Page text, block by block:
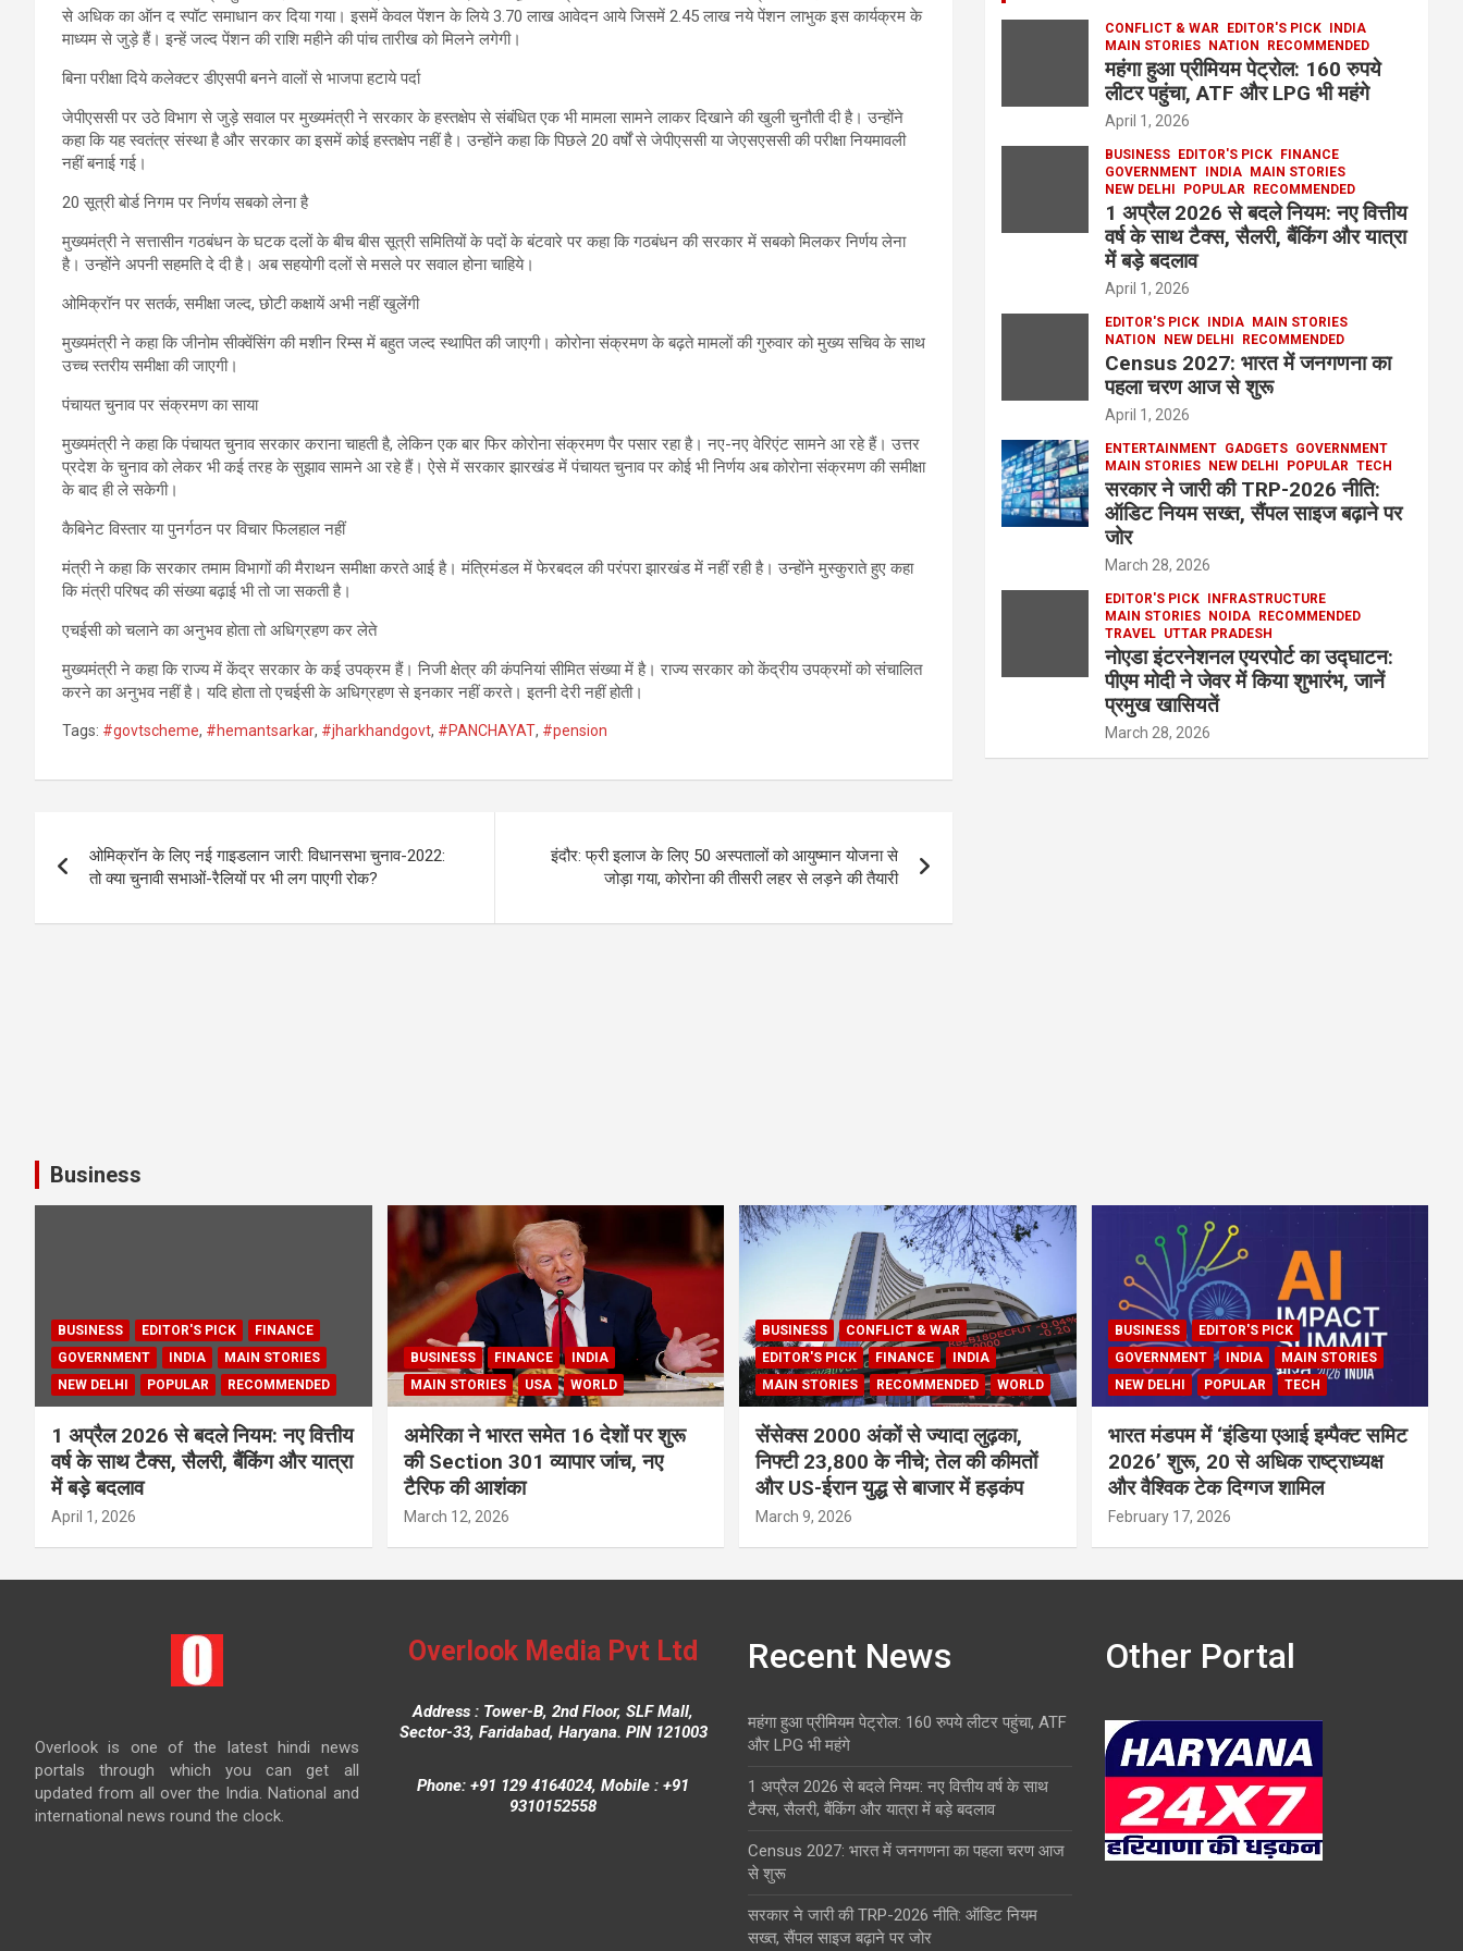
से अधिक का ऑन द स्पॉट समाधान कर दिया गया। इसमें केवल पेंशन के लिये 3.70 लाख आवेदन आये जिसमें 2.45 लाख नये पेंशन लाभुक इस कार्यक्रम के
माध्यम से जुड़े हैं। इन्हें जल्द पेंशन की राशि महीने की पांच तारीख को मिलने लगेगी।
बिना परीक्षा दिये कलेक्टर डीएसपी बनने वालों से भाजपा हटाये पर्दा
जेपीएससी पर उठे विभाग से जुड़े सवाल पर मुख्यमंत्री ने सरकार के हस्तक्षेप से संबंधित एक भी मामला सामने लाकर दिखाने की खुली चुनौती दी है। उन्होंने
कहा कि यह स्वतंत्र संस्था है और सरकार का इसमें कोई हस्तक्षेप नहीं है। उन्होंने कहा कि पिछले 20 वर्षों से जेपीएससी या जेएसएससी की परीक्षा नियमावली
नहीं बनाई गई।
20 सूत्री बोर्ड निगम पर निर्णय सबको लेना है
मुख्यमंत्री ने सत्तासीन गठबंधन के घटक दलों के बीच बीस सूत्री समितियों के पदों के बंटवारे पर कहा कि गठबंधन की सरकार में सबको मिलकर निर्णय लेना
है। उन्होंने अपनी सहमति दे दी है। अब सहयोगी दलों से मसले पर सवाल होना चाहिये।
ओमिक्रॉन पर सतर्क, समीक्षा जल्द, छोटी कक्षायें अभी नहीं खुलेंगी
मुख्यमंत्री ने कहा कि जीनोम सीक्वेंसिंग की मशीन रिम्स में बहुत जल्द स्थापित की जाएगी। कोरोना संक्रमण के बढ़ते मामलों की गुरुवार को मुख्य सचिव के साथ
उच्च स्तरीय समीक्षा की जाएगी।
पंचायत चुनाव पर संक्रमण का साया
मुख्यमंत्री ने कहा कि पंचायत चुनाव सरकार कराना चाहती है, लेकिन एक बार फिर कोरोना संक्रमण पैर पसार रहा है। नए-नए वेरिएंट सामने आ रहे हैं। उत्तर
प्रदेश के चुनाव को लेकर भी कई तरह के सुझाव सामने आ रहे हैं। ऐसे में सरकार झारखंड में पंचायत चुनाव पर कोई भी निर्णय अब कोरोना संक्रमण की समीक्षा
के बाद ही ले सकेगी।
कैबिनेट विस्तार या पुनर्गठन पर विचार फिलहाल नहीं
मंत्री ने कहा कि सरकार तमाम विभागों की मैराथन समीक्षा करते आई है। मंत्रिमंडल में फेरबदल की परंपरा झारखंड में नहीं रही है। उन्होंने मुस्कुराते हुए कहा
कि मंत्री परिषद की संख्या बढ़ाई भी तो जा सकती है।
एचईसी को चलाने का अनुभव होता तो अधिग्रहण कर लेते
मुख्यमंत्री ने कहा कि राज्य में केंद्र सरकार के कई उपक्रम हैं। निजी क्षेत्र की कंपनियां सीमित संख्या में है। राज्य सरकार को केंद्रीय उपक्रमों को संचालित
करने का अनुभव नहीं है। यदि होता तो एचईसी के अधिग्रहण से इनकार नहीं करते। इतनी देरी नहीं होती।
Tags: #govtscheme, #hemantsarkar, #jharkhandgovt, #PANCHAYAT, #pension
navigation
ओमिक्रॉन के लिए नई गाइडलान जारी: विधानसभा चुनाव-2022:
तो क्या चुनावी सभाओं-रैलियों पर भी लग पाएगी रोक?
इंदौर: फ्री इलाज के लिए 50 अस्पतालों को आयुष्मान योजना से
जोड़ा गया, कोरोना की तीसरी लहर से लड़ने की तैयारी
CONFLICT & WAR EDITOR'S PICK INDIA
MAIN STORIES NATION RECOMMENDED
महंगा हुआ प्रीमियम पेट्रोल: 160 रुपये
लीटर पहुंचा, ATF और LPG भी महंगे
April 1, 2026
BUSINESS EDITOR'S PICK FINANCE
GOVERNMENT INDIA MAIN STORIES
NEW DELHI
POPULAR RECOMMENDED
1 अप्रैल 2026 से बदले नियम: नए वित्तीय
वर्ष के साथ टैक्स, सैलरी, बैंकिंग और यात्रा
में बड़े बदलाव
April 1, 2026
EDITOR'S PICK INDIA MAIN STORIES
NATION
NEW DELHI RECOMMENDED
Census 2027: भारत में जनगणना का
पहला चरण आज से शुरू
April 1, 2026
ENTERTAINMENT GADGETS GOVERNMENT
MAIN STORIES NEW DELHI POPULAR TECH
सरकार ने जारी की TRP-2026 नीति:
ऑडिट नियम सख्त, सैंपल साइज बढ़ाने पर
जोर
March 28, 2026
EDITOR'S PICK INFRASTRUCTURE
MAIN STORIES NOIDA RECOMMENDED
TRAVEL UTTAR PRADESH
नोएडा इंटरनेशनल एयरपोर्ट का उद्घाटन:
पीएम मोदी ने जेवर में किया शुभारंभ, जानें
प्रमुख खासियतें
March 28, 2026
Business
BUSINESS EDITOR'S PICK
FINANCE
GOVERNMENT
INDIA
MAIN STORIES
NEW DELHI
POPULAR RECOMMENDED
1 अप्रैल 2026 से बदले नियम: नए वित्तीय
वर्ष के साथ टैक्स, सैलरी, बैंकिंग और यात्रा
में बड़े बदलाव
April 1, 2026
BUSINESS FINANCE
INDIA
MAIN STORIES
USA WORLD
अमेरिका ने भारत समेत 16 देशों पर शुरू
की Section 301 व्यापार जांच, नए
टैरिफ की आशंका
March 12, 2026
BUSINESS
CONFLICT & WAR
EDITOR'S PICK
FINANCE
INDIA
MAIN STORIES
RECOMMENDED WORLD
सेंसेक्स 2000 अंकों से ज्यादा लुढ़का,
निफ्टी 23,800 के नीचे; तेल की कीमतों
और US-ईरान युद्ध से बाजार में हड़कंप
March 9, 2026
BUSINESS
EDITOR'S PICK
GOVERNMENT
INDIA
MAIN STORIES
NEW DELHI
POPULAR TECH
भारत मंडपम में ‘इंडिया एआई इम्पैक्ट समिट
2026’ शुरू, 20 से अधिक राष्ट्राध्यक्ष
और वैश्विक टेक दिग्गज शामिल
February 17, 2026
Overlook is one of the latest hindi news
portals through which you can get all
updated from all over the India. National and
international news round the clock.
Overlook Media Pvt Ltd
Address : Tower-B, 2nd Floor, SLF Mall,
Sector-33, Faridabad, Haryana. PIN 121003
Phone: +91 129 4164024, Mobile : +91
9310152558
Recent News
महंगा हुआ प्रीमियम पेट्रोल: 160 रुपये लीटर पहुंचा, ATF
और LPG भी महंगे
1 अप्रैल 2026 से बदले नियम: नए वित्तीय वर्ष के साथ
टैक्स, सैलरी, बैंकिंग और यात्रा में बड़े बदलाव
Census 2027: भारत में जनगणना का पहला चरण आज
से शुरू
सरकार ने जारी की TRP-2026 नीति: ऑडिट नियम
सख्त, सैंपल साइज बढ़ाने पर जोर
Other Portal